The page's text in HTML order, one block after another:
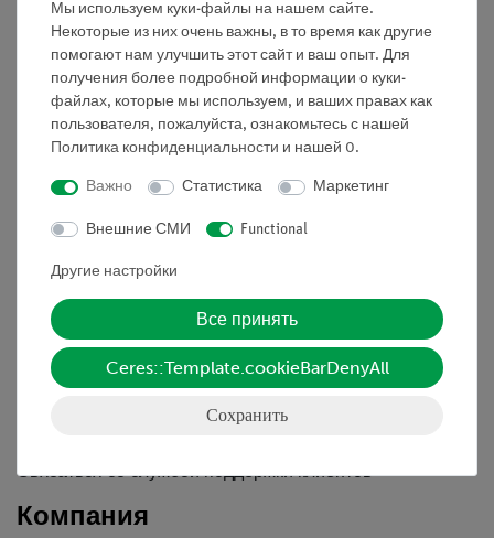
Nach oben
Информация
Контактное лицо
Декларация о конфиденциальности
Вводные данные
Обслуживание
Краткий обзор услуг
Скачать
Связаться со службой поддержки клиентов
Компания
Мы используем куки-файлы на нашем сайте.
Некоторые из них очень важны, в то время как другие
помогают нам улучшить этот сайт и ваш опыт. Для
получения более подробной информации о куки-
файлах, которые мы используем, и ваших правах как
пользователя, пожалуйста, ознакомьтесь с нашей
Политика конфиденциальности и нашей 0.
Важно Статистика Маркетинг
Внешние СМИ Functional
Другие настройки
Все принять
Ceres::Template.cookieBarDenyAll
Сохранить